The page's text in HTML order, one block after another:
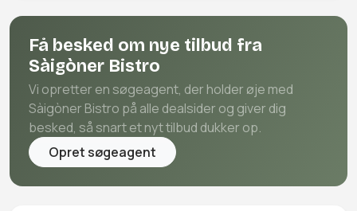
Få besked om nye tilbud fra
Sàigòner Bistro
Vi opretter en søgeagent, der holder øje med
Sàigòner Bistro på alle dealsider og giver dig
besked, så snart et nyt tilbud dukker op.
Opret søgeagent